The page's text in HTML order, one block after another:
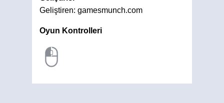
Geliştiren: gamesmunch.com
Oyun Kontrolleri